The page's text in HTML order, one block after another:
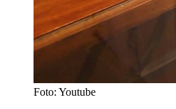
Foto: Youtube